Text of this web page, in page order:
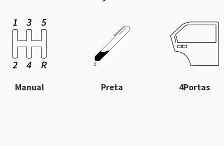
Manual Preta 4Portas